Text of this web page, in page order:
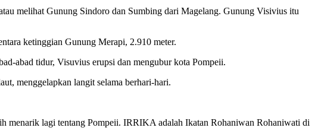
melihat Gunung Sindoro dan Sumbing dari Magelang. Gunung Visivius itu
ketinggian Gunung Merapi, 2.910 meter.
abad tidur, Visuvius erupsi dan mengubur kota Pompeii.
menggelapkan langit selama berhari-hari.
menarik lagi tentang Pompeii. IRRIKA adalah Ikatan Rohaniwan Rohaniwati di